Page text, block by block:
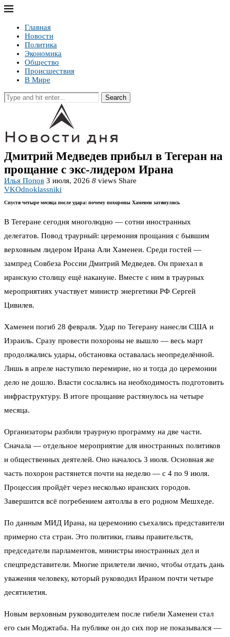
Главная
Новости
Политика
Экономика
Общество
Происшествия
В Мире
Search
Дмитрий Медведев прибыл в Тегеран на
прощание с экс-лидером Ирана
Илья Попов 3 июля, 2026 8 views Share
VKOdnoklassniki
Спустя четыре месяца после удара: почему похороны Хаменеи затянулись
В Тегеране сегодня многолюдно — сотни иностранных
делегатов. Повод траурный: церемония прощания с бывшим
верховным лидером Ирана Али Хаменеи. Среди гостей —
зампред Совбеза России Дмитрий Медведев. Он приехал в
иранскую столицу ещё накануне. Вместе с ним в траурных
мероприятиях участвует министр энергетики РФ Сергей
Цивилев.
Хаменеи погиб 28 февраля. Удар по Тегерану нанесли США и
Израиль. Сразу провести похороны не вышло — весь март
продолжались удары, обстановка оставалась неопределённой.
Лишь в апреле наступило перемирие, но и тогда до церемонии
дело не дошло. Власти сослались на необходимость подготовить
инфраструктуру. В итоге прощание растянулось на четыре
месяца.
Организаторы разбили траурную программу на две части.
Сначала — отдельное мероприятие для иностранных политиков
и общественных деятелей. Оно началось 3 июля. Основная же
часть похорон растянется почти на неделю — с 4 по 9 июля.
Процессия пройдёт через несколько иранских городов.
Завершится всё погребением аятоллы в его родном Мешхеде.
По данным МИД Ирана, на церемонию съехались представители
примерно ста стран. Это политики, главы правительств,
председатели парламентов, министры иностранных дел и
спецпредставители. Многие прилетели лично, чтобы отдать дань
уважения человеку, который руководил Ираном почти четыре
десятилетия.
Новым верховным руководителем после гибели Хаменеи стал
его сын Моджтаба. На публике он до сих пор не показывался —